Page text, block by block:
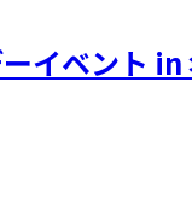
イベント